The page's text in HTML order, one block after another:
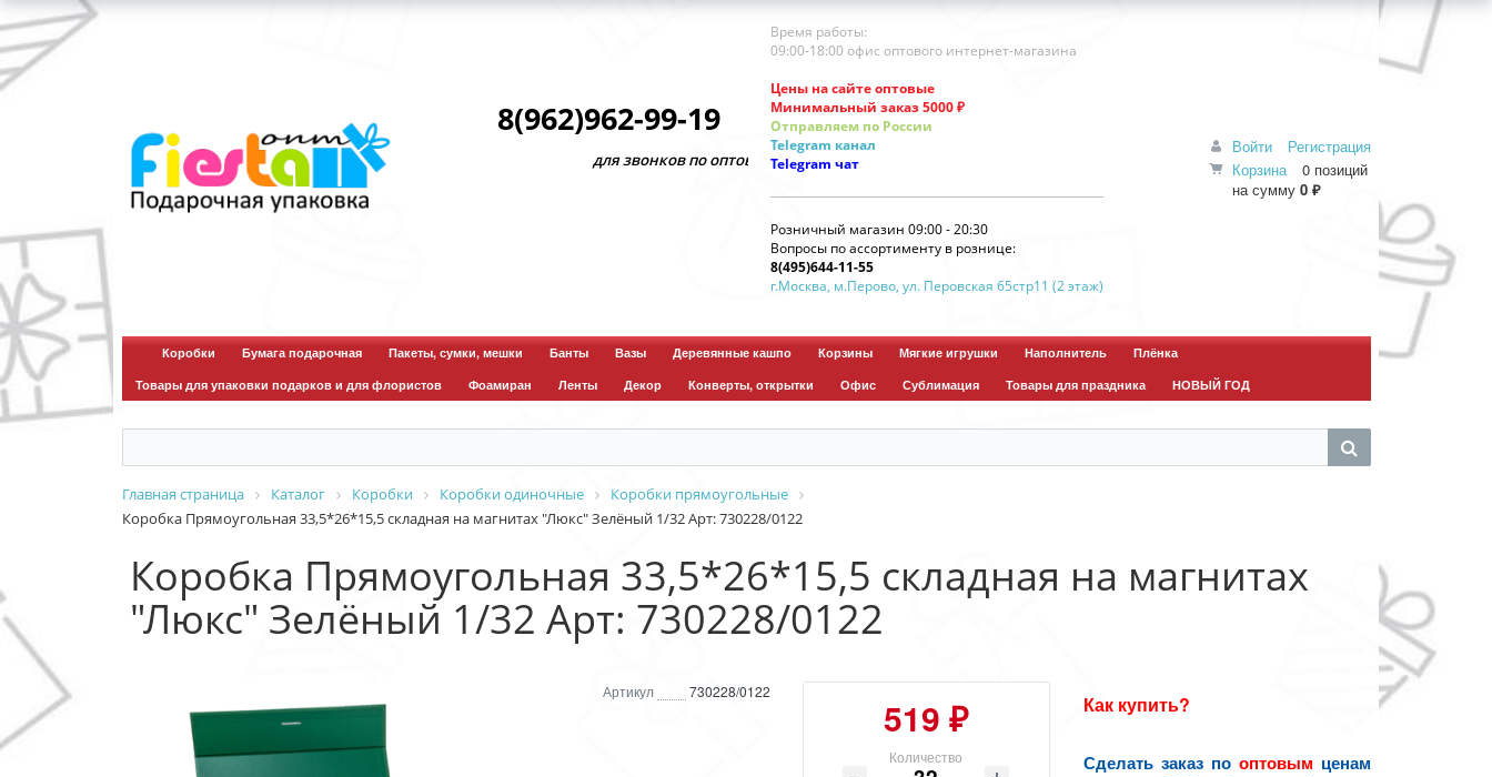
Войти
Регистрация
Корзина
0 позиций
на сумму 0 ₽
8(962)962-99-19
для звонков по оптовым заказам
Время работы:
09:00-18:00 офис оптового интернет-магазина
Цены на сайте оптовые
Минимальный заказ 5000 ₽
Отправляем по России
Telegram канал
Telegram чат
Розничный магазин 09:00 - 20:30
Вопросы по ассортименту в рознице:
8(495)644-11-55
г.Москва, м.Перово, ул. Перовская 65стр11 (2 этаж)
Коробки Бумага подарочная Пакеты, сумки, мешки Банты Вазы Деревянные кашпо Корзины Мягкие игрушки Наполнитель
Плёнка
Товары для упаковки подарков и для флористов
Фоамиран Ленты Декор Конверты, открытки Офис Сублимация Товары для праздника НОВЫЙ ГОД
Главная страница Каталог Коробки Коробки одиночные
Коробки прямоугольные
Коробка Прямоугольная 33,5*26*15,5 складная на магнитах "Люкс" Зелёный 1/32 Арт: 730228/0122
Коробка Прямоугольная 33,5*26*15,5 складная на магнитах
"Люкс" Зелёный 1/32 Арт: 730228/0122
Артикул 730228/0122
519 ₽
Количество
Как купить?
Сделать заказ по оптовым ценам